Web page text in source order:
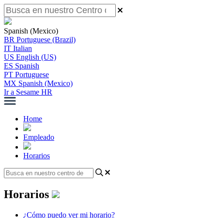
Spanish (Mexico)
BR Portuguese (Brazil)
IT Italian
US English (US)
ES Spanish
PT Portuguese
MX Spanish (Mexico)
Ir a Sesame HR
Home
Empleado
Horarios
Horarios
¿Cómo puedo ver mi horario?